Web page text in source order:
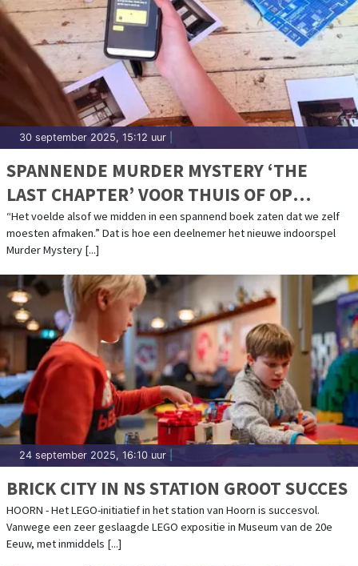
30 september 2025, 15:12 uur
SPANNENDE MURDER MYSTERY ‘THE
LAST CHAPTER’ VOOR THUIS OF OP
LOCATIE
“Het voelde alsof we midden in een spannend boek zaten dat we zelf
moesten afmaken.” Dat is hoe een deelnemer het nieuwe indoorspel
Murder Mystery [...]
24 september 2025, 16:10 uur
BRICK CITY IN NS STATION GROOT SUCCES
HOORN - Het LEGO-initiatief in het station van Hoorn is succesvol.
Vanwege een zeer geslaagde LEGO expositie in Museum van de 20e
Eeuw, met inmiddels [...]